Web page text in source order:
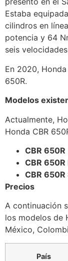
Estaba
cilindros en
potencia y 64
seis
En 2020,
650R.
Modelos
Actualmente,
Honda CBR
CBR 650R
CBR
CBR 650R
Precios
A continuación
los modelos de
México,
País